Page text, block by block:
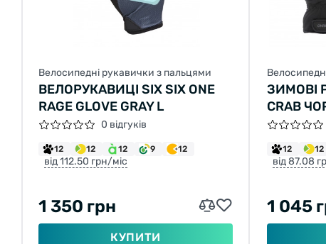
Велосипедні рукавички з пальцями
ВЕЛОРУКАВИЦІ SIX SIX ONE
RAGE GLOVE GRAY L
0 відгуків
12 12 12 9 12
від 112.50 грн/міс
1 350 грн
КУПИТИ
ЗИМОВІ
CRAB
12 12
від 87.08
1 045